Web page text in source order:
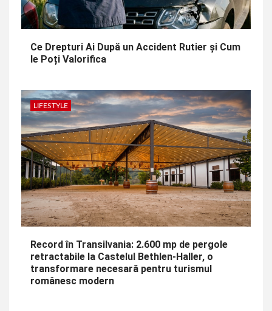
Ce Drepturi Ai După un Accident Rutier și Cum
le Poți Valorifica
LIFESTYLE
Record în Transilvania: 2.600 mp de pergole
retractabile la Castelul Bethlen-Haller, o
transformare necesară pentru turismul
românesc modern